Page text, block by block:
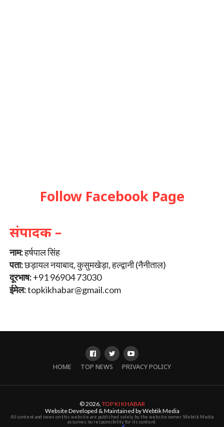
Follow Facebook Page
संपादक –
नाम:हर्षपाल सिंह
पता:छड़ायल नयाबाद, कुसुमखेड़ा, हल्द्वानी (नैनीताल)
दूरभाष:+91 96904 73030
ईमेल:topkikhabar@gmail.com
HOME TOP NEWS PRIVACY POLICY
© 2026, TOP KI KHABAR
Website Developed & Maintained by Webtik Media
All content and news on this website are published solely by the website owner. Webtik Media
assumes no responsibility for its content.